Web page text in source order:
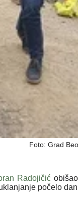
Foto: Grad
Radojičićobišao
počelo